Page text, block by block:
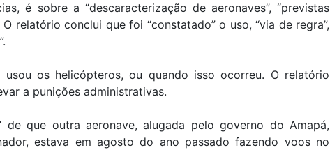
é sobre a “descaracterização de aeronaves”, “previstas
relatório conclui que foi “constatado” o uso, “via de regra”,
os helicópteros, ou quando isso ocorreu. O relatório
a punições administrativas.
de que outra aeronave, alugada pelo governo do Amapá,
estava em agosto do ano passado fazendo voos no